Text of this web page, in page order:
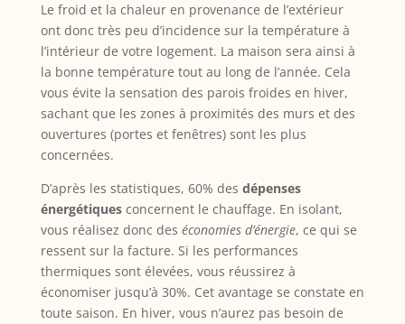
Le froid et la chaleur en provenance de l’extérieur
ont donc très peu d’incidence sur la température à
l’intérieur de votre logement. La maison sera ainsi à
la bonne température tout au long de l’année. Cela
vous évite la sensation des parois froides en hiver,
sachant que les zones à proximités des murs et des
ouvertures (portes et fenêtres) sont les plus
concernées.
D’après les statistiques, 60% des dépenses
énergétiquesconcernent le chauffage. En isolant,
vous réalisez donc des économies d’énergie, ce qui se
ressent sur la facture. Si les performances
thermiques sont élevées, vous réussirez à
économiser jusqu’à 30%. Cet avantage se constate en
toute saison. En hiver, vous n’aurez pas besoin de